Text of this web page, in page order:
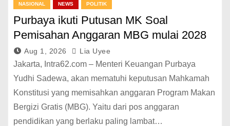
NASIONAL NEWS POLITIK
Purbaya ikuti Putusan MK Soal
Pemisahan Anggaran MBG mulai 2028
Aug 1, 2026 Lia Uyee
Jakarta, Intra62.com – Menteri Keuangan Purbaya
Yudhi Sadewa, akan mematuhi keputusan Mahkamah
Konstitusi yang memisahkan anggaran Program Makan
Bergizi Gratis (MBG). Yaitu dari pos anggaran
pendidikan yang berlaku paling lambat…